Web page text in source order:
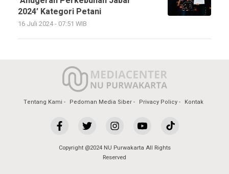
2024’ Kategori Petani
16 Juli 2024 - 07:51 WIB
Tentang Kami Pedoman Media Siber Privacy Policy Kontak
Copyright @2024 NU Purwakarta All Rights
Reserved